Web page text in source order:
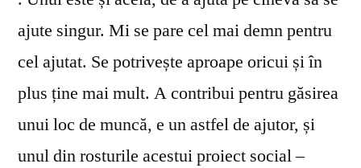
ajute singur. Mi se pare cel mai demn pentru
cel ajutat. Se potrivește aproape oricui și în
plus ține mai mult. A contribui pentru găsirea
unui loc de muncă, e un astfel de ajutor, și
unul din rosturile acestui proiect social –